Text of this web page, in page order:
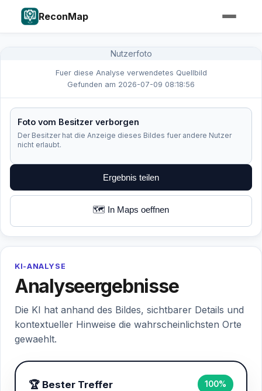
ReconMap
Nutzerfoto
Fuer diese Analyse verwendetes Quellbild
Gefunden am 2026-07-09 08:18:56
Foto vom Besitzer verborgen
Der Besitzer hat die Anzeige dieses Bildes fuer andere Nutzer
nicht erlaubt.
Ergebnis teilen
🗺️ In Maps oeffnen
KI-ANALYSE
Analyseergebnisse
Die KI hat anhand des Bildes, sichtbarer Details und
kontextueller Hinweise die wahrscheinlichsten Orte
gewaehlt.
🏆 Bester Treffer 100%